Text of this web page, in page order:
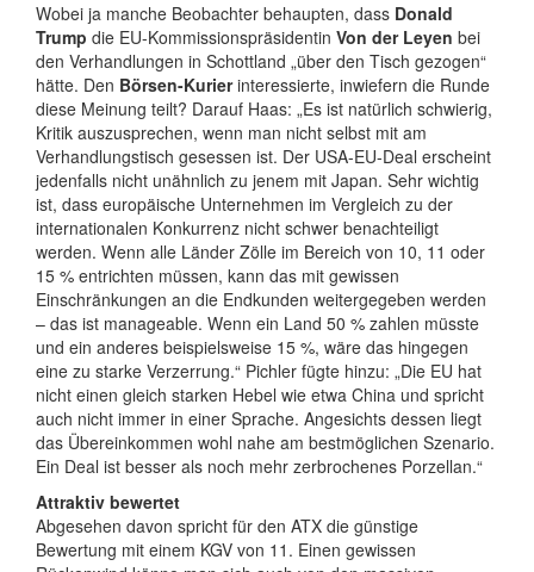
Wobei ja manche Beobachter behaupten, dass Donald
Trump die EU-Kommissionspräsidentin Von der Leyen bei
den Verhandlungen in Schottland „über den Tisch gezogen“
hätte. Den Börsen-Kurierinteressierte, inwiefern die Runde
diese Meinung teilt? Darauf Haas: „Es ist natürlich schwierig,
Kritik auszusprechen, wenn man nicht selbst mit am
Verhandlungstisch gesessen ist. Der USA-EU-Deal erscheint
jedenfalls nicht unähnlich zu jenem mit Japan. Sehr wichtig
ist, dass europäische Unternehmen im Vergleich zu der
internationalen Konkurrenz nicht schwer benachteiligt
werden. Wenn alle Länder Zölle im Bereich von 10, 11 oder
15 % entrichten müssen, kann das mit gewissen
Einschränkungen an die Endkunden weitergegeben werden
– das ist manageable. Wenn ein Land 50 % zahlen müsste
und ein anderes beispielsweise 15 %, wäre das hingegen
eine zu starke Verzerrung.“ Pichler fügte hinzu: „Die EU hat
nicht einen gleich starken Hebel wie etwa China und spricht
auch nicht immer in einer Sprache. Angesichts dessen liegt
das Übereinkommen wohl nahe am bestmöglichen Szenario.
Ein Deal ist besser als noch mehr zerbrochenes Porzellan.“
Attraktiv bewertet
Abgesehen davon spricht für den ATX die günstige
Bewertung mit einem KGV von 11. Einen gewissen